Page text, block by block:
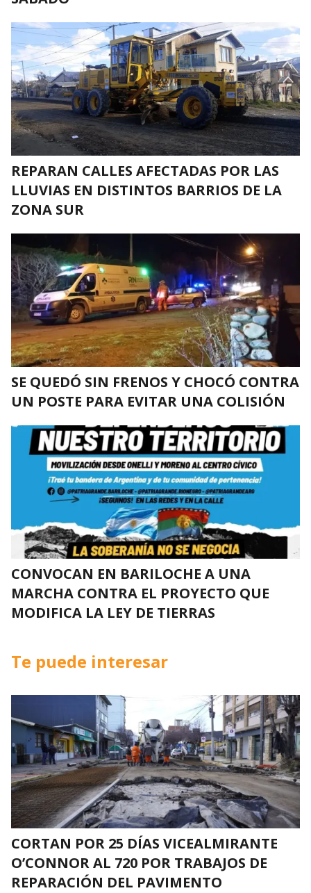
REPARAN CALLES AFECTADAS POR LAS
LLUVIAS EN DISTINTOS BARRIOS DE LA
ZONA SUR
SE QUEDÓ SIN FRENOS Y CHOCÓ CONTRA
UN POSTE PARA EVITAR UNA COLISIÓN
CONVOCAN EN BARILOCHE A UNA
MARCHA CONTRA EL PROYECTO QUE
MODIFICA LA LEY DE TIERRAS
Te puede interesar
CORTAN POR 25 DÍAS VICEALMIRANTE
O’CONNOR AL 720 POR TRABAJOS DE
REPARACIÓN DEL PAVIMENTO